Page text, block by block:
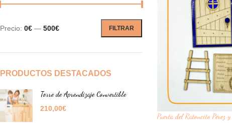
FILTRAR
Precio: 0€ — 500€
PRODUCTOS DESTACADOS
Torre de Aprendizaje Convertible
210,00€
Puerta del Ratoncito Pérez